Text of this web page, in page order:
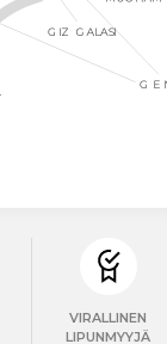
VIRALLINEN
LIPUNMYYJÄ